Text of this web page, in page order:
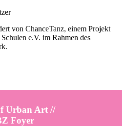
von ChanceTanz, einem Projekt
e.V. im Rahmen des
Urban Art //
Foyer